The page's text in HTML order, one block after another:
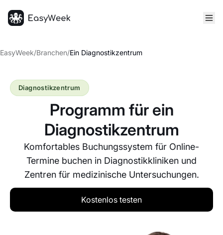
EasyWeek/Branchen/Ein Diagnostikzentrum
Programm für ein
Diagnostikzentrum
Komfortables Buchungssystem für Online-
Termine buchen in Diagnostikkliniken und
Zentren für medizinische Untersuchungen.
Diagnostikzentrum
Kostenlos testen